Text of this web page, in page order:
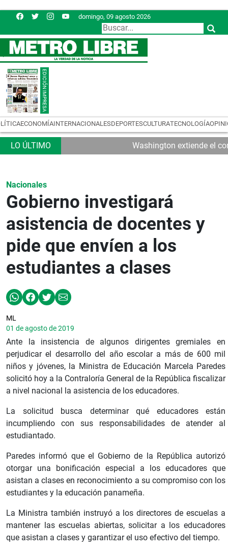
domingo, 09 agosto 2026
ECONOMÍAINTERNACIONALESDEPORTESCULTURATECNOLOGÍA
Washington extiende el
Nacionales
Gobierno investigará
asistencia de docentes y
pide que envíen a los
estudiantes a clases
ML
01 de agosto de 2019
Ante la insistencia de algunos dirigentes gremiales en
perjudicar el desarrollo del año escolar a más de 600 mil
niños y jóvenes, la Ministra de Educación Marcela Paredes
solicitó hoy a la Contraloría General de la República fiscalizar
a nivel nacional la asistencia de los educadores.
La solicitud busca determinar qué educadores están
incumpliendo con sus responsabilidades de atender al
estudiantado.
Paredes informó que el Gobierno de la República autorizó
otorgar una bonificación especial a los educadores que
asistan a clases en reconocimiento a su compromiso con los
estudiantes y la educación panameña.
La Ministra también instruyó a los directores de escuelas a
mantener las escuelas abiertas, solicitar a los educadores
que asistan a clases y garantizar el uso efectivo del tiempo.